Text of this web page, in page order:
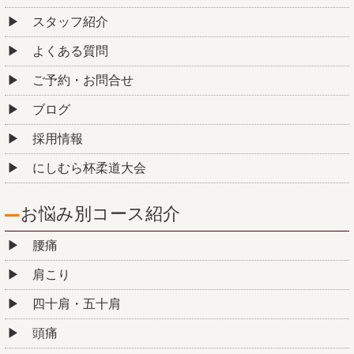
スタッフ紹介
よくある質問
ご予約・お問合せ
ブログ
採用情報
にしむら杯柔道大会
お悩み別コース紹介
腰痛
肩こり
四十肩・五十肩
頭痛